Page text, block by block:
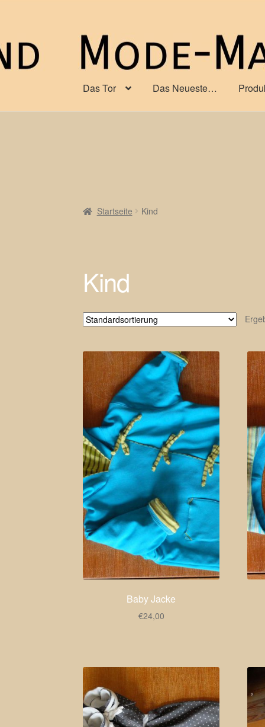
Zur
Navigation
springen
Zum
Inhalt
springen
Das Tor
Das Neueste…
Startseite Kind
Kind
Baby Jacke
€24,00